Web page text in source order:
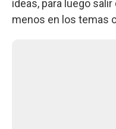
ideas, para luego
menos en los temas